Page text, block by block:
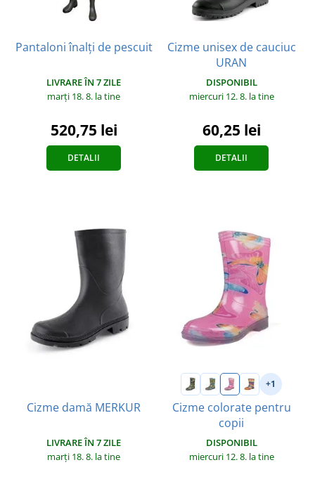
Pantaloni înalți de pescuit
LIVRARE ÎN 7 ZILE
marți 18. 8. la tine
520,75 lei
DETALII
Cizme unisex de cauciuc
URAN
DISPONIBIL
miercuri 12. 8. la tine
60,25 lei
DETALII
Cizme damă MERKUR
LIVRARE ÎN 7 ZILE
marți 18. 8. la tine
+1
Cizme colorate pentru
copii
DISPONIBIL
miercuri 12. 8. la tine